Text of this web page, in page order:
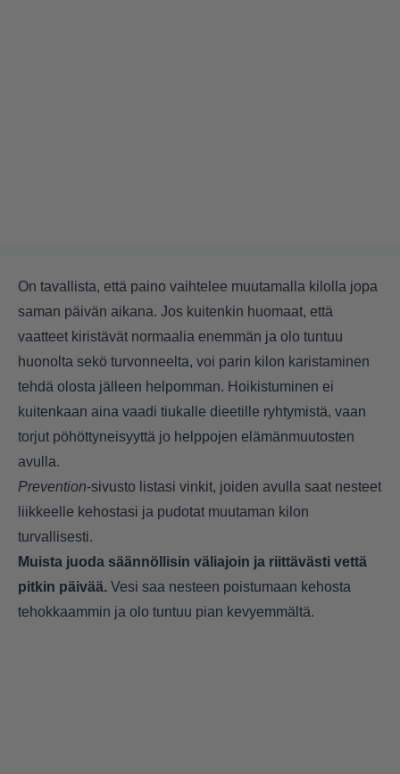
On tavallista, että paino vaihtelee muutamalla kilolla jopa
saman päivän aikana. Jos kuitenkin huomaat, että
vaatteet kiristävät normaalia enemmän ja olo tuntuu
huonolta sekö turvonneelta, voi parin kilon karistaminen
tehdä olosta jälleen helpomman. Hoikistuminen ei
kuitenkaan aina vaadi tiukalle dieetille ryhtymistä, vaan
torjut pöhöttyneisyyttä jo helppojen elämänmuutosten
avulla.
Prevention-sivusto listasi vinkit, joiden avulla saat nesteet
liikkeelle kehostasi ja pudotat muutaman kilon
turvallisesti.
Muista juoda säännöllisin väliajoin ja riittävästi vettä
pitkin päivää. Vesi saa nesteen poistumaan kehosta
tehokkaammin ja olo tuntuu pian kevyemmältä.